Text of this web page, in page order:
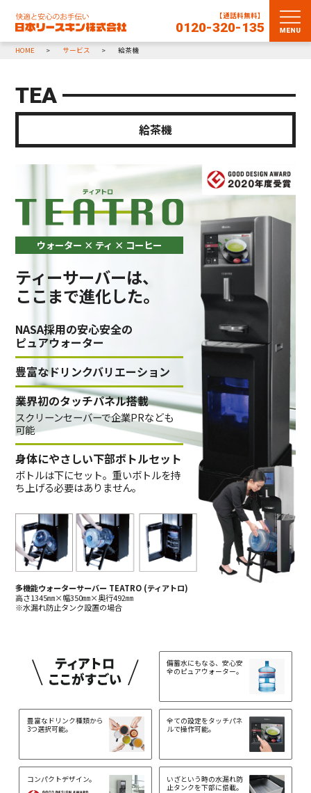
HOME サービス 給茶機
TEA
給茶機
ウォーター × ティ × コーヒー
ティーサーバーは、
ここまで進化した。
NASA採用の安心安全の
ピュアウォーター
豊富なドリンクバリエーション
業界初のタッチパネル搭載
スクリーンセーバーで企業PRなども
可能
身体にやさしい下部ボトルセット
ボトルは下にセット。重いボトルを持
ち上げる必要はありません。
多機能ウォーターサーバー TEATRO (ティアトロ)
高さ1345㎜×幅350㎜×奥行492㎜
※水漏れ防止タンク設置の場合
備蓄水にもなる、安心安
全のピュアウォーター。
豊富なドリンク種類から
3つ選択可能。
全ての設定をタッチパネ
ルで操作可能。
コンパクトデザイン。
いざという時の水漏れ防
止タンクを下部に搭載。
【通話料無料】
0120-320-135